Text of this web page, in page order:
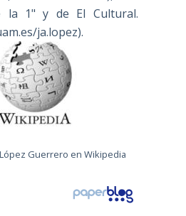
la 1" y de El Cultural.
ja.lopez).
Guerrero en Wikipedia